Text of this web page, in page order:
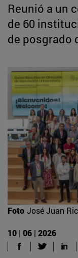
Reunió a un
de 60
de posgrado
Foto José Juan
10 | 06 | 2026